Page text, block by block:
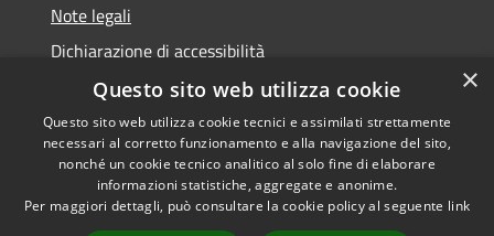
Note legali
Dichiarazione di accessibilità
Accessibilità
Privacy
Copyright © 2026 • Comune di
Recanati • Powered by
Municipium•Accesso
×
Questo sito web utilizza cookie
Questo sito web utilizza cookie tecnici e assimilati strettamente
necessari al corretto funzionamento e alla navigazione del sito,
nonché un cookie tecnico analitico al solo fine di elaborare
informazioni statistiche, aggregate e anonime.
Per maggiori dettagli, può consultare la cookie policy al seguente link